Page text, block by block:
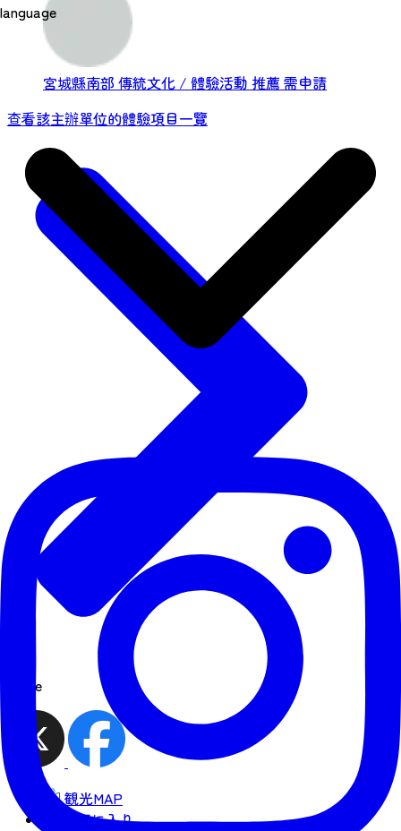
language
宮城縣南部 傳統文化 / 體驗活動 推薦需申請
查看該主辦單位的體驗項目一覽
share
観光MAP
お気に入り